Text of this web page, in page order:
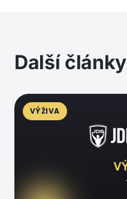
Další články
VÝŽIVA